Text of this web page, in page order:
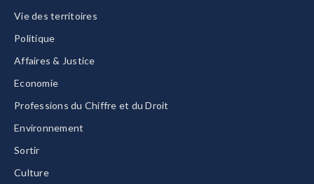
Vie des territoires
Politique
Affaires & Justice
Economie
Professions du Chiffre et du Droit
Environnement
Sortir
Culture